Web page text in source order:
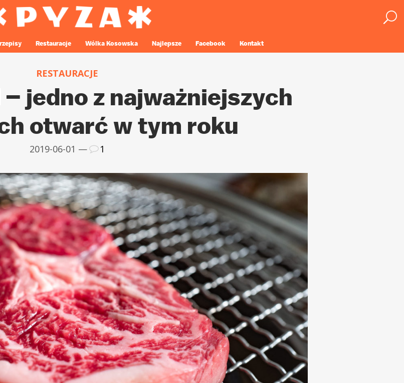
Restauracje Wólka Kosowska Najlepsze Facebook Kontakt
RESTAURACJE
jedno z najważniejszych
otwarć w tym roku
2019-06-01 — 1